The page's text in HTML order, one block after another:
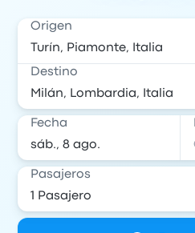
Origen
Destino
Fecha
Pasajeros